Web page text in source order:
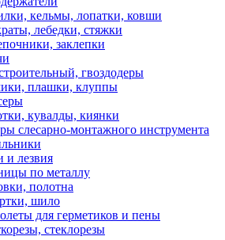
кельмы, лопатки, ковши
лебедки, стяжки
заклепки
гвоздодеры
плашки, клуппы
кувалды, киянки
слесарно-монтажного инструмента
лезвия
по металлу
полотна
шило
для герметиков и пены
стеклорезы